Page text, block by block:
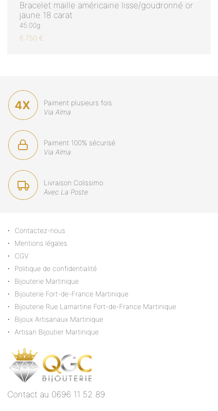
Bracelet maille américaine lisse/goudronné or
jaune 18 carat
45.00g
6 750 €
Paiment plusieurs fois
Via Alma
Paiment 100% sécurisé
Via Alma
Livraison Colissimo
Avec La Poste
Contactez-nous
Mentions légales
CGV
Politique de confidentialité
Bijouterie Martinique
Bijouterie Fort-de-France Martinique
Bijouterie Rue Lamartine Fort-de-France Martinique
Bijoux Artisanaux Martinique
Artisan Bijoutier Martinique
Contact au 0696 11 52 89